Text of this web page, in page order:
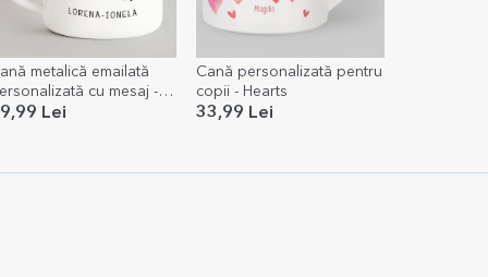
metalică emailată
cu mesaj -
Vărsător
Lei
Cană personalizată pentru
copii - Hearts
33,99 Lei